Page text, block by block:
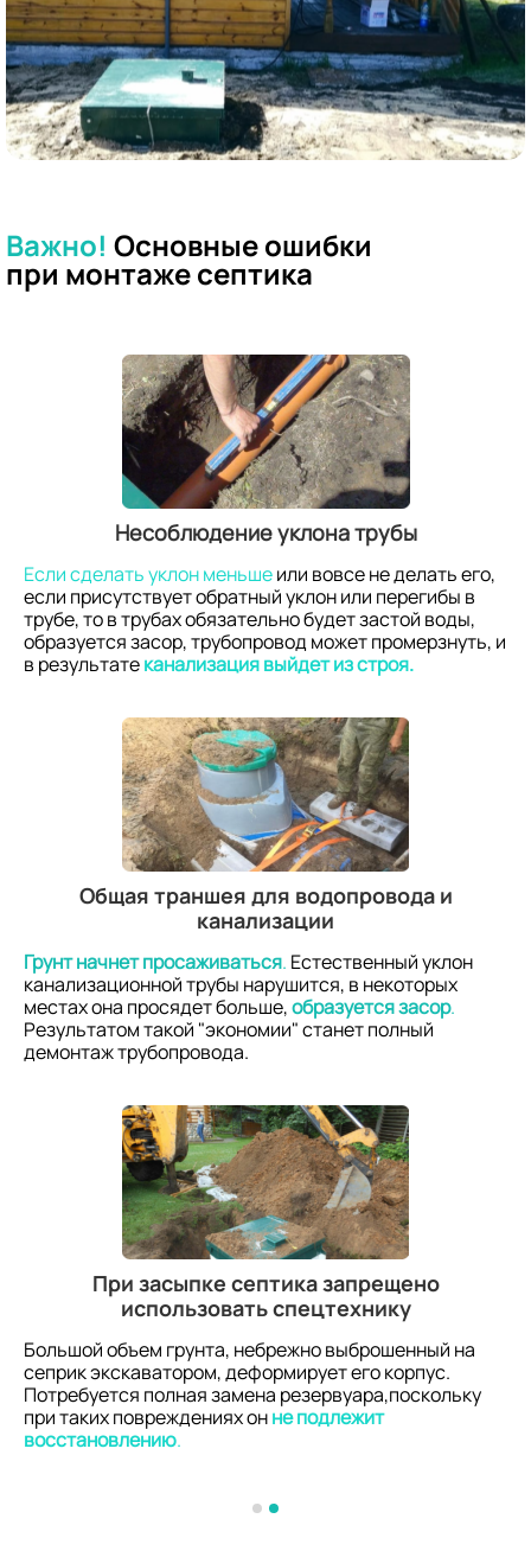
Важно! Основные ошибки
при монтаже септика
Несоблюдение уклона трубы
Если сделать уклон меньшеили вовсе не делать его,
если присутствует обратный уклон или перегибы в
трубе, то в трубах обязательно будет застой воды,
образуется засор, трубопровод может промерзнуть, и
в результатеканализация выйдет из строя.
Общая траншея для водопровода и
канализации
Грунт начнет просаживаться. Естественный уклон
канализационной трубы нарушится, в некоторых
местах она просядет больше,образуется засор.
Результатом такой "экономии" станет полный
демонтаж трубопровода.
При засыпке септика запрещено
использовать спецтехнику
Большой объем грунта, небрежно выброшенный на
сеприк экскаватором, деформирует его корпус.
Потребуется полная замена резервуара,поскольку
при таких повреждениях онне подлежит
восстановлению.